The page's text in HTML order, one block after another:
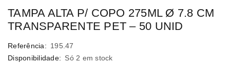
TAMPA ALTA P/ COPO 275ML Ø 7.8 CM
TRANSPARENTE PET – 50 UNID
Referência: 195.47
Disponibilidade: Só 2 em stock